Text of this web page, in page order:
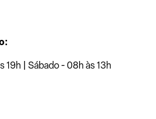
19h | Sábado - 08h às 13h